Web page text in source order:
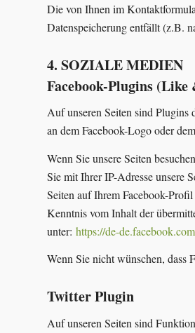
Die von Ihnen im
Datenspeicherung entfällt (z.B.
4. SOZIALE MEDIEN
Facebook-Plugins
Auf unseren Seiten sind
an dem Facebook-Logo oder
Wenn Sie unsere Seiten
Sie mit Ihrer IP-Adresse unsere
Seiten auf Ihrem Facebook-
Kenntnis vom Inhalt der
unter: https://de-
Wenn Sie nicht wünschen, dass
Twitter Plugin
Auf unseren Seiten sind